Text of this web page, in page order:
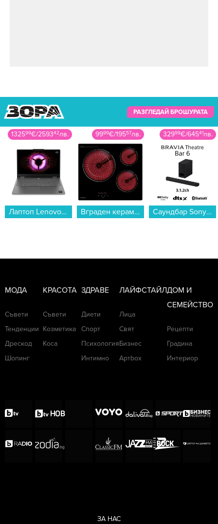
РАЗГЛЕДАЙ БРОШУРАТА
9999€/19557лв.
Вграден керамичен плот Crown PVT613.C , Електрически...
32999€/64541лв.
Саундбар Sony HTB600 BRAVIA THEATRE BAR 6...
4599€/8995лв.
Смарт часовник Xiaomi REDMI WATCH 6 ACTIVE SILVER BHR09CXGL , 1.85...
МОДА
Съвети
Тенденции
Дрескод
Шопинг
КРАСОТА
Съвети
Козметика
Коса
ЗДРАВЕ
Диети
Спорт
Психология
Интимно
ЛАЙФСТАЙЛ
Лица
Свят
Бизнес
Артbox
ДОМ И
СЕМЕЙСТВО
Рецепти
Градина
Интериор
ЗА НАС